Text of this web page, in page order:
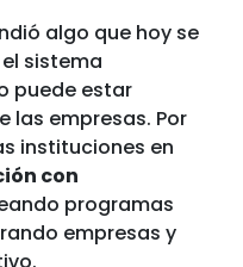
algo que hoy se
sistema
puede estar
las empresas. Por
instituciones en
con
programas
empresas y